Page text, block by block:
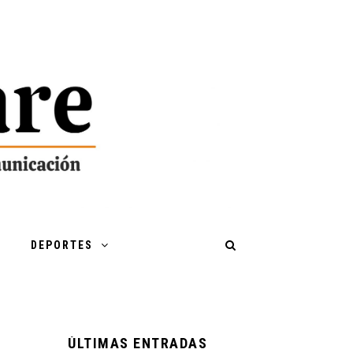
DEPORTES
ÚLTIMAS ENTRADAS